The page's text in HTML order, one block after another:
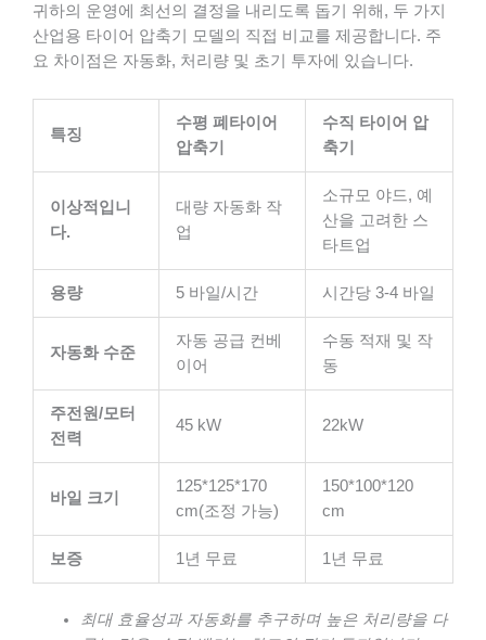
귀하의 운영에 최선의 결정을 내리도록 돕기 위해, 두 가지
산업용 타이어 압축기 모델의 직접 비교를 제공합니다. 주
요 차이점은 자동화, 처리량 및 초기 투자에 있습니다.
특징
수평 폐타이어
압축기
수직 타이어 압
축기
이상적입니
다.
대량 자동화 작
업
소규모 야드, 예
산을 고려한 스
타트업
용량 5 바일/시간 시간당 3-4 바일
자동화 수준
자동 공급 컨베
이어
수동 적재 및 작
동
주전원/모터
전력
45 kW 22kW
바일 크기
125*125*170
cm(조정 가능)
150*100*120
cm
보증 1년 무료 1년 무료
최대 효율성과 자동화를 추구하며 높은 처리량을 다